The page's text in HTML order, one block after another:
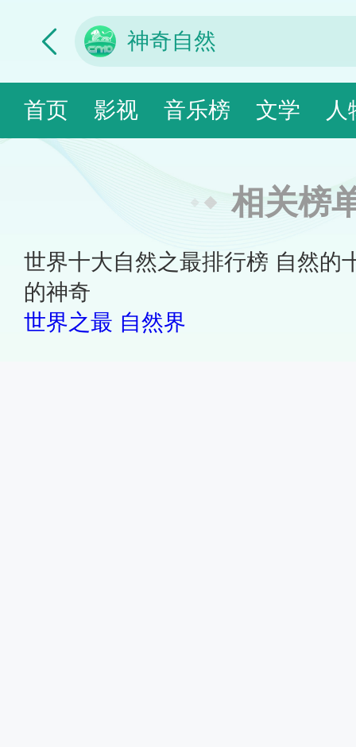
首页 影视 音乐榜 文学 人
相关榜
世界十大自然之最排行榜 自然的
的神奇
世界之最 自然界